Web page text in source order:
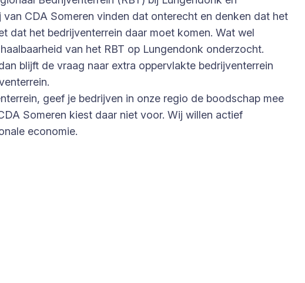
CDA Someren vinden dat onterecht en denken dat het
dat het bedrijventerrein daar moet komen. Wat wel
van het RBT op Lungendonk onderzocht.
blijft de vraag naar extra oppervlakte bedrijventerrein
geef je bedrijven in onze regio de boodschap mee
Someren kiest daar niet voor. Wij willen actief
economie.